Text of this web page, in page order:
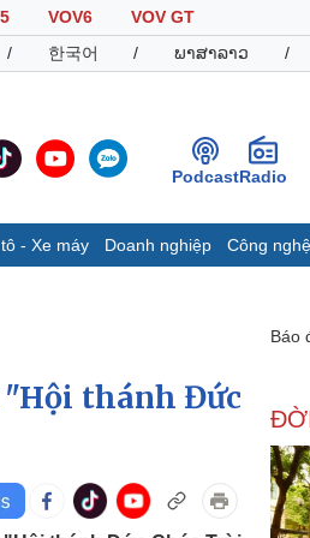
VOV6
VOV GT
/ 한국어 / ພາສາລາວ /
PodcastRadio
- Xe máy Doanh nghiệp Công nghệ
Bất động sản
máy
Doanh nghiệp
Thông tin
thánh Đức
Báo